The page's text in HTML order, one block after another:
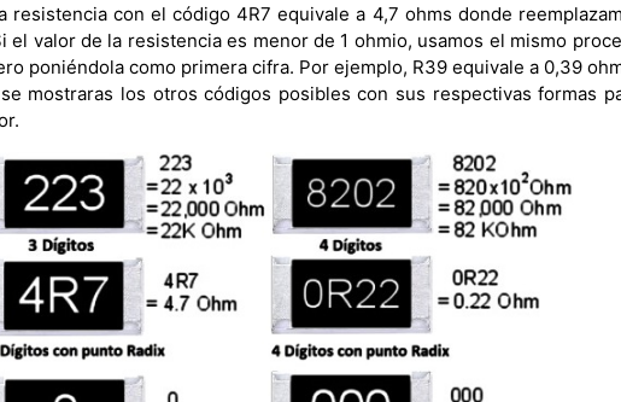
resistencia con el código 4R7 equivale a 4,7 ohms donde
el valor de la resistencia es menor de 1 ohmio, usamos el mismo
poniéndola como primera cifra. Por ejemplo, R39 equivale a 0,39
mostraras los otros códigos posibles con sus respectivas formas